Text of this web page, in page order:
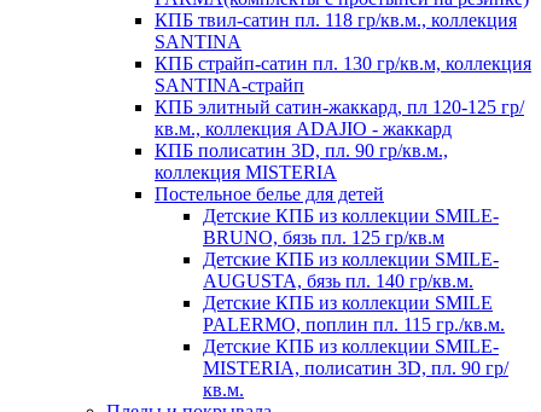
КПБ твил-сатин пл. 118 гр/кв.м., коллекция
SANTINA
КПБ страйп-сатин пл. 130 гр/кв.м, коллекция
SANTINA-страйп
КПБ элитный сатин-жаккард, пл 120-125 гр/
кв.м., коллекция ADAJIO - жаккард
КПБ полисатин 3D, пл. 90 гр/кв.м.,
коллекция MISTERIA
Постельное белье для детей
Детские КПБ из коллекции SMILE-
BRUNO, бязь пл. 125 гр/кв.м
Детские КПБ из коллекции SMILE-
AUGUSTA, бязь пл. 140 гр/кв.м.
Детские КПБ из коллекции SMILE
PALERMO, поплин пл. 115 гр./кв.м.
Детские КПБ из коллекции SMILE-
MISTERIA, полисатин 3D, пл. 90 гр/
кв.м.